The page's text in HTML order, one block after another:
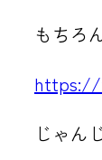
もちろ
https://
じゃん